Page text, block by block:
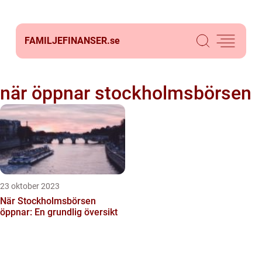
FAMILJEFINANSER.se
när öppnar stockholmsbörsen
23 oktober 2023
När Stockholmsbörsen
öppnar: En grundlig översikt